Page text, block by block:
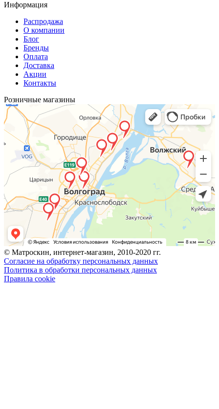
Информация
Распродажа
О компании
Блог
Бренды
Оплата
Доставка
Акции
Контакты
Розничные магазины
© Матроскин, интернет-магазин, 2010-2020 гг.
Согласие на обработку персональных данных
Политика в обработки персональных данных
Правила cookie